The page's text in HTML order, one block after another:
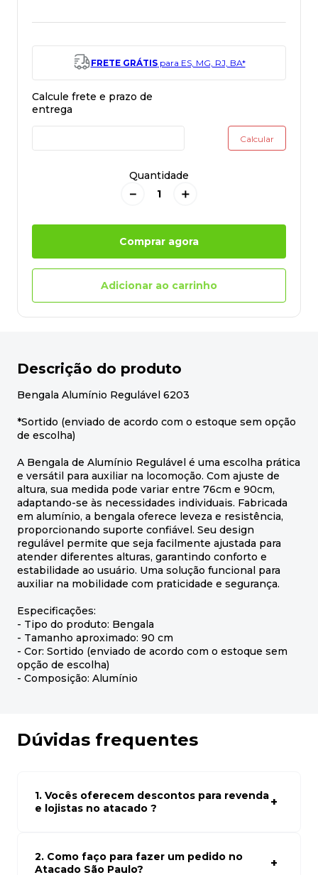
FRETE GRÁTISpara ES, MG, RJ, BA*
Quantidade
＋
－
Comprar agora
Adicionar ao carrinho
Descrição do produto
Bengala Alumínio Regulável 6203
*Sortido (enviado de acordo com o estoque sem opção
de escolha)
A Bengala de Alumínio Regulável é uma escolha prática
e versátil para auxiliar na locomoção. Com ajuste de
altura, sua medida pode variar entre 76cm e 90cm,
adaptando-se às necessidades individuais. Fabricada
em alumínio, a bengala oferece leveza e resistência,
proporcionando suporte confiável. Seu design
regulável permite que seja facilmente ajustada para
atender diferentes alturas, garantindo conforto e
estabilidade ao usuário. Uma solução funcional para
auxiliar na mobilidade com praticidade e segurança.
Especificações:
- Tipo do produto: Bengala
- Tamanho aproximado: 90 cm
- Cor: Sortido (enviado de acordo com o estoque sem
opção de escolha)
- Composição: Alumínio
Dúvidas frequentes
1. Vocês oferecem descontos para revenda
e lojistas no atacado ?
atacado empresas e compre com os melhores preços
para seu modelo de negócio
2. Como faço para fazer um pedido no
Atacado São Paulo?